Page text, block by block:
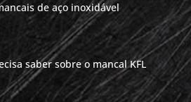
de aço inoxidável
saber sobre o mancal KFL